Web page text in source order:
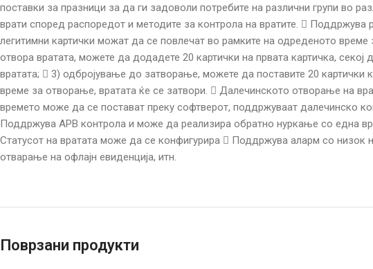
поставки за празници за да ги задоволи потребите на различни групи во
врати според распоредот и методите за контрола на вратите. 
легитимни картички можат да се повлечат во рамките на одреденото време
отвора вратата, можете да додадете 20 картички на првата картичка, секој
вратата;  3) одбројување до затворање, можете да поставите 20 картички
време за отворање, вратата ќе се затвори.  Далечинското отворање на
времето може да се постават преку софтверот, поддржуваат далечинско
Поддржува APB контрола и може да реализира обратно нуркање со една
Статусот на вратата може да се конфигурира  Поддржува аларм со низок
отварање на офлајн евиденција, итн.
Поврзани продукти